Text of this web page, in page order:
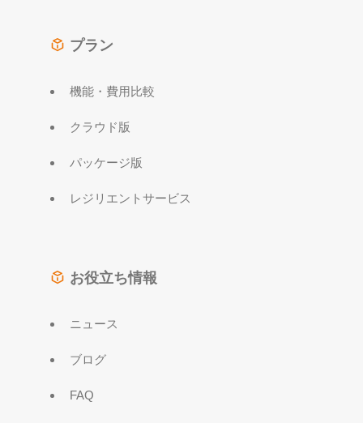
プラン
機能・費用比較
クラウド版
パッケージ版
レジリエントサービス
お役立ち情報
ニュース
ブログ
FAQ